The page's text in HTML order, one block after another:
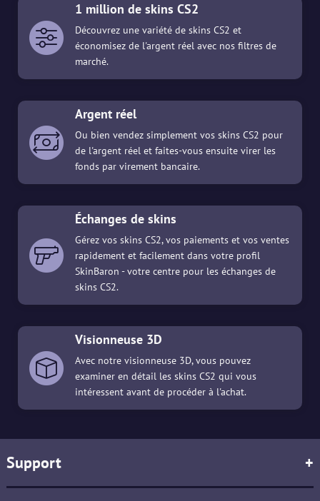
1 million de skins CS2
Découvrez une variété de skins CS2 et
économisez de l'argent réel avec nos filtres de
marché.
Argent réel
Ou bien vendez simplement vos skins CS2 pour
de l'argent réel et faites-vous ensuite virer les
fonds par virement bancaire.
Échanges de skins
Gérez vos skins CS2, vos paiements et vos ventes
rapidement et facilement dans votre profil
SkinBaron - votre centre pour les échanges de
skins CS2.
Visionneuse 3D
Avec notre visionneuse 3D, vous pouvez
examiner en détail les skins CS2 qui vous
intéressent avant de procéder à l'achat.
Support +